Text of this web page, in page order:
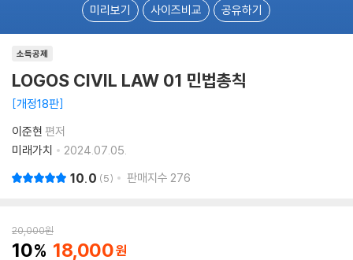
미리보기 사이즈비교 공유하기
소득공제
LOGOS CIVIL LAW 01 민법총칙
개정18판
이준현 편저
미래가치
2024.07.05.
10.0 5 판매지수 276
20,000원
10 18,000